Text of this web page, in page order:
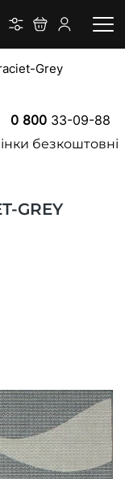
Grey
0 80033-09-88
безкоштовні
GREY